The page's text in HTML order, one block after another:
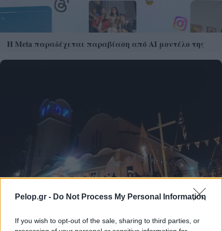
Pelop.gr - Do Not Process My Personal Information
If you wish to opt-out of the sale, sharing to third parties, or
Η Meta παραδέχεται παραβίαση από AI μοντέλο της